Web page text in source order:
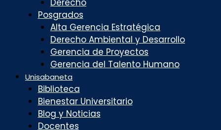
Derecho
Posgrados
Alta Gerencia Estratégica
Derecho Ambiental y Desarrollo
Gerencia de Proyectos
Gerencia del Talento Humano
Unisabaneta
Biblioteca
Bienestar Universitario
Blog y Noticias
Docentes